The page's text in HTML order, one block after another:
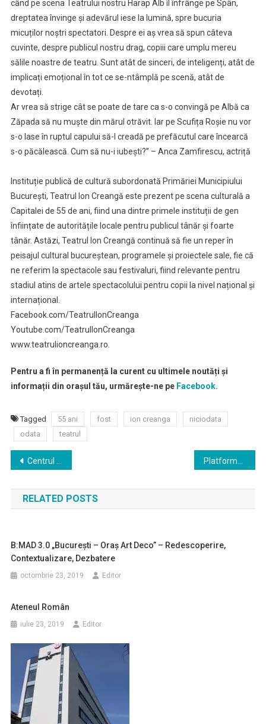
când pe scena Teatrului nostru Harap Alb îl înfrânge pe Spân,
dreptatea învinge și adevărul iese la lumină, spre bucuria
micuților noștri spectatori. Despre ei aș vrea să spun câteva
cuvinte, despre publicul nostru drag, copiii care umplu mereu
sălile noastre de teatru. Sunt atât de sinceri, de inteligenți, atât de
implicați emoțional în tot ce se-ntâmplă pe scenă, atât de
devotați.
Ar vrea să strige cât se poate de tare ca s-o convingă pe Albă ca
Zăpada să nu muște din mărul otrăvit. Iar pe Scufița Roșie nu vor
s-o lase în ruptul capului să-l creadă pe prefăcutul care încearcă
s-o păcălească. Cum să nu-i iubești?” – Anca Zamfirescu, actriță
Instituție publică de cultură subordonată Primăriei Municipiului
București, Teatrul Ion Creangă este prezent pe scena culturală a
Capitalei de 55 de ani, fiind una dintre primele instituții de gen
înființate de autoritățile locale pentru publicul tânăr și foarte
tânăr. Astăzi, Teatrul Ion Creangă continuă să fie un reper în
peisajul cultural bucureștean, programele și proiectele sale, fie că
ne referim la spectacole sau festivaluri, fiind relevante pentru
stadiul atins de artele spectacolului pentru copii la nivel național și
internațional.
Facebook.com/TeatrulIonCreanga
Youtube.com/TeatrulIonCreanga
www.teatrulioncreanga.ro.
Pentru a fi în permanență la curent cu ultimele noutăți și
informații din orașul tău, urmărește-ne peFacebook.
Tagged 55 ani fost ion creanga
niciodata
odata
teatrul
Navigare
în
articole
Centrul de urgențe stomatologice pentru copii, o inițiativă PMB apreciată de bucureșteni
RELATED POSTS
B:MAD 3.0 „Bucureşti – Oraş Art Deco” – Redescoperire,
Contextualizare, Dezbatere
octombrie 23, 2019 Editor
Ateneul Român
iulie 23, 2019 Editor